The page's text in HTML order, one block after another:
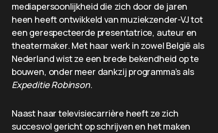
mediapersoonlijkheid die zich door de jaren
heen heeft ontwikkeld van muziekzender-VJ tot
een gerespecteerde presentatrice, auteur en
theatermaker. Met haar werk in zowel België als
Nederland wist ze een brede bekendheid op te
bouwen, onder meer dankzij programma’s als
Expeditie Robinson.
Naast haar televisiecarrière heeft ze zich
succesvol gericht op schrijven en het maken